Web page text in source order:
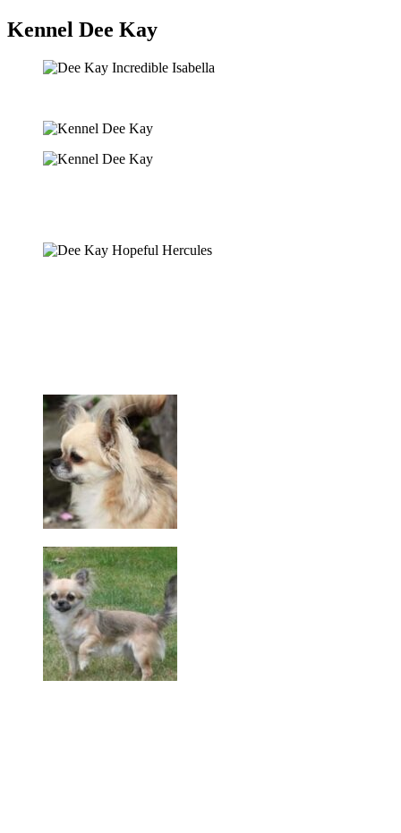
Kennel Dee Kay